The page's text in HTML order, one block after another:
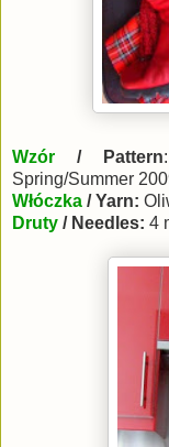
Wzór / Pattern
Spring/Summer
Włóczka / Yarn:
Druty / Needles: 4